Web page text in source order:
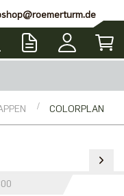
COLORPLAN